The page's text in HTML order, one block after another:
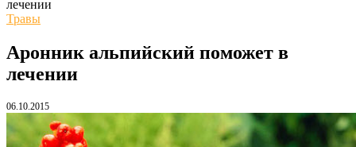
лечении
Травы
Аронник альпийский поможет в
лечении
06.10.2015